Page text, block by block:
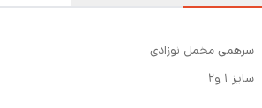
سرهمی مخمل نوزادی
سایز ۱ و۲